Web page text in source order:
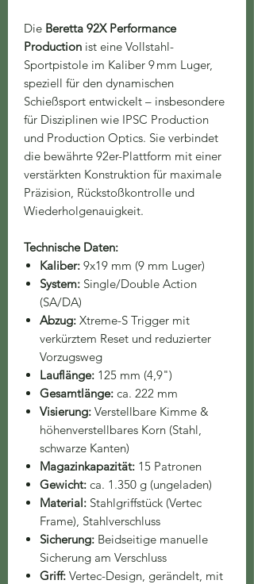
Die Beretta 92X Performance
Production ist eine Vollstahl-
Sportpistole im Kaliber 9 mm Luger,
speziell für den dynamischen
Schießsport entwickelt – insbesondere
für Disziplinen wie IPSC Production
und Production Optics. Sie verbindet
die bewährte 92er-Plattform mit einer
verstärkten Konstruktion für maximale
Präzision, Rückstoßkontrolle und
Wiederholgenauigkeit.
Technische Daten:
Kaliber: 9x19 mm (9 mm Luger)
System: Single/Double Action
(SA/DA)
Abzug: Xtreme-S Trigger mit
verkürztem Reset und reduzierter
Vorzugsweg
Lauflänge: 125 mm (4,9")
Gesamtlänge: ca. 222 mm
Visierung: Verstellbare Kimme &
höhenverstellbares Korn (Stahl,
schwarze Kanten)
Magazinkapazität: 15 Patronen
Gewicht: ca. 1.350 g (ungeladen)
Material: Stahlgriffstück (Vertec
Frame), Stahlverschluss
Sicherung: Beidseitige manuelle
Sicherung am Verschluss
Griff: Vertec-Design, gerändelt, mit